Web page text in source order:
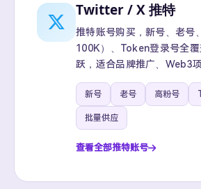
Twitter / X 推特
推特账号购买，新号、老号
100K）、Token登录号全
跃，适合品牌推广、Web3
新号 老号 高粉号
批量供应
查看全部推特账号